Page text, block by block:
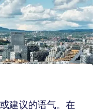
建议的语气。在